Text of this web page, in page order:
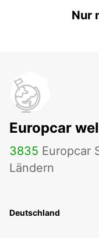
Nur
Europcar
3835 Europcar
Ländern
Deutschland